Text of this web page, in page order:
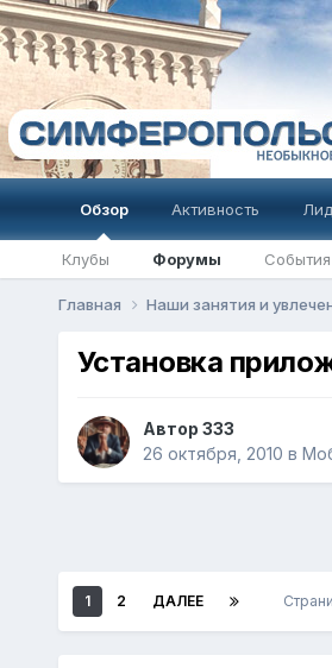
Обзор
Клубы Форумы События
Активность
Главная Наши занятия и
Установка
Автор 333
26 октября, 2010 в
1 2 ДАЛЕЕ